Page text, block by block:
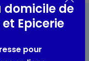
domicile de
Epicerie
pour